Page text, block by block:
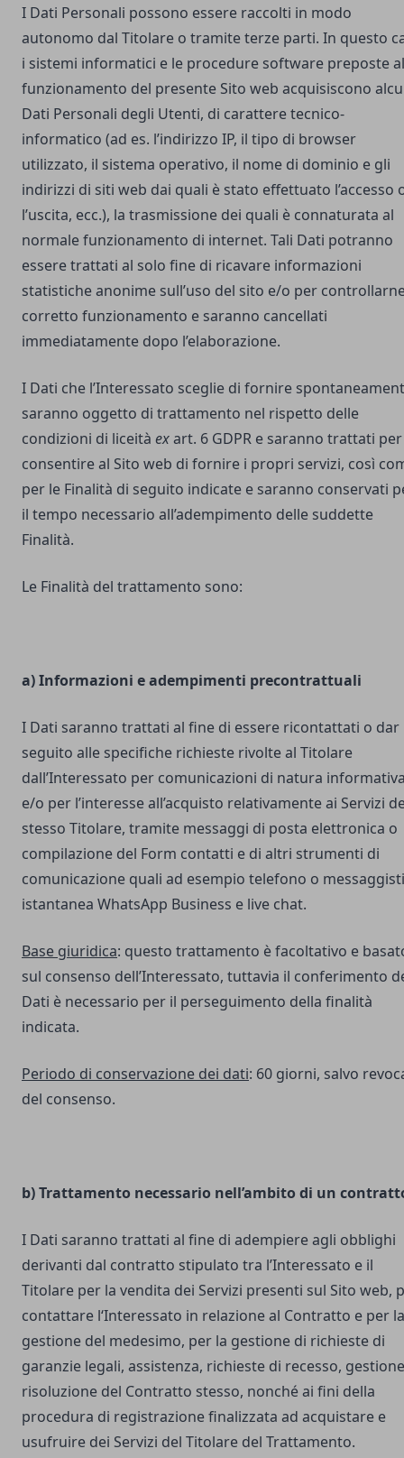
I Dati Personali possono essere raccolti in modo
autonomo dal Titolare o tramite terze parti. In questo
i sistemi informatici e le procedure software preposte al
funzionamento del presente Sito web acquisiscono
Dati Personali degli Utenti, di carattere tecnico-
informatico (ad es. l’indirizzo IP, il tipo di browser
utilizzato, il sistema operativo, il nome di dominio e gli
indirizzi di siti web dai quali è stato effettuato l’accesso
l’uscita, ecc.), la trasmissione dei quali è connaturata al
normale funzionamento di internet. Tali Dati potranno
essere trattati al solo fine di ricavare informazioni
statistiche anonime sull’uso del sito e/o per
corretto funzionamento e saranno cancellati
immediatamente dopo l’elaborazione.
I Dati che l’Interessato sceglie di fornire
saranno oggetto di trattamento nel rispetto delle
condizioni di liceità exart. 6 GDPR e saranno trattati per
consentire al Sito web di fornire i propri servizi, così
per le Finalità di seguito indicate e saranno conservati
il tempo necessario all’adempimento delle suddette
Finalità.
Le Finalità del trattamento sono:
a) Informazioni e adempimenti precontrattuali
I Dati saranno trattati al fine di essere ricontattati o dar
seguito alle specifiche richieste rivolte al Titolare
dall’Interessato per comunicazioni di natura
e/o per l’interesse all’acquisto relativamente ai Servizi
stesso Titolare, tramite messaggi di posta elettronica o
compilazione del Form contatti e di altri strumenti di
comunicazione quali ad esempio telefono o
istantanea WhatsApp Business e live chat.
Base giuridica: questo trattamento è facoltativo e
sul consenso dell’Interessato, tuttavia il conferimento
Dati è necessario per il perseguimento della finalità
indicata.
Periodo di conservazione dei dati: 60 giorni, salvo
del consenso.
b) Trattamento necessario nell’ambito di un
I Dati saranno trattati al fine di adempiere agli obblighi
derivanti dal contratto stipulato tra l’Interessato e il
Titolare per la vendita dei Servizi presenti sul Sito web,
contattare l‘Interessato in relazione al Contratto e per la
gestione del medesimo, per la gestione di richieste di
garanzie legali, assistenza, richieste di recesso,
risoluzione del Contratto stesso, nonché ai fini della
procedura di registrazione finalizzata ad acquistare e
usufruire dei Servizi del Titolare del Trattamento.